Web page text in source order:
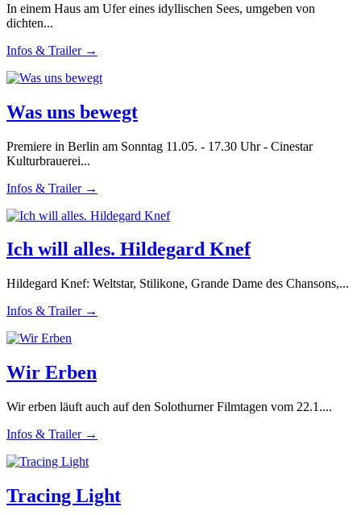
In einem Haus am Ufer eines idyllischen Sees, umgeben von
dichten...
Infos & Trailer →
Was uns bewegt
Premiere in Berlin am Sonntag 11.05. - 17.30 Uhr - Cinestar
Kulturbrauerei...
Infos & Trailer →
Ich will alles. Hildegard Knef
Hildegard Knef: Weltstar, Stilikone, Grande Dame des Chansons,...
Infos & Trailer →
Wir Erben
Wir erben läuft auch auf den Solothurner Filmtagen vom 22.1....
Infos & Trailer →
Tracing Light